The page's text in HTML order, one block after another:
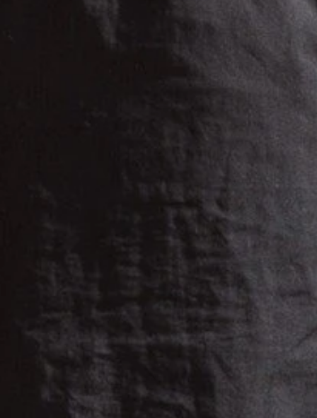
Audio Audio Textmeditation
Audio "Wusstest du schon?"
Audio Weg-Impuls